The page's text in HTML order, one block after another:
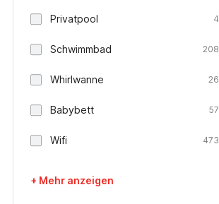
Privatpool 4
Schwimmbad 208
Whirlwanne 26
Babybett 57
Wifi 473
+ Mehr anzeigen